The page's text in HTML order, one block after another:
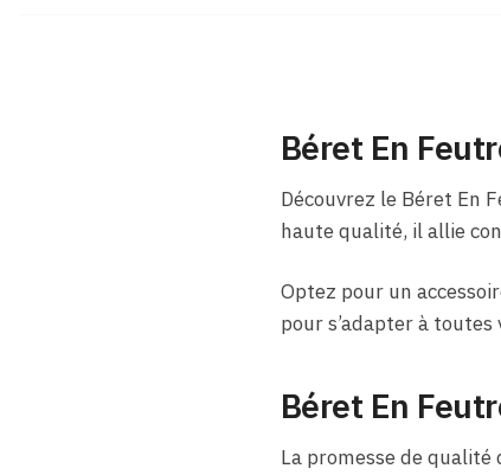
Béret En
Découvrez le Béret En
haute qualité, il allie
Optez pour un
pour s’adapter à toutes
Béret En
La promesse de